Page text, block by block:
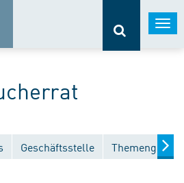
Geschäftsstelle